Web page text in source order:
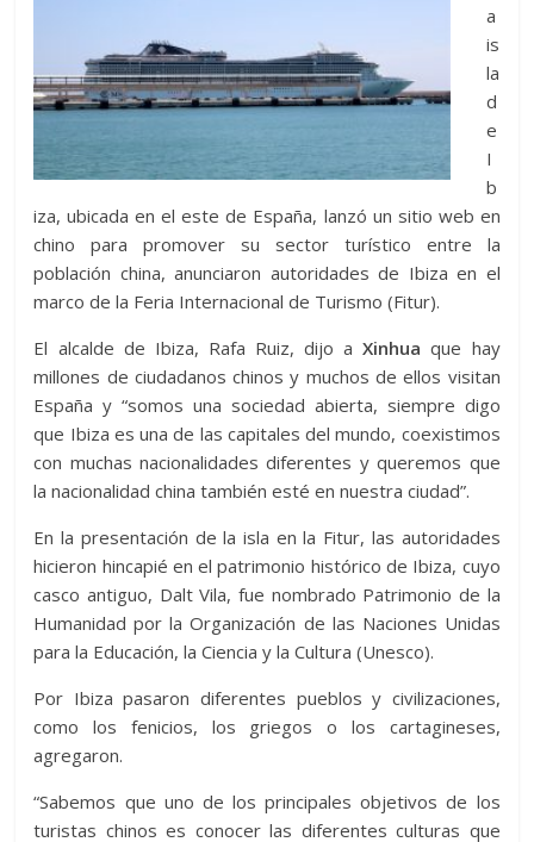
a
is
la
d
e
I
b
iza, ubicada en el este de España, lanzó un sitio web en
chino para promover su sector turístico entre la
población china, anunciaron autoridades de Ibiza en el
marco de la Feria Internacional de Turismo (Fitur).
El alcalde de Ibiza, Rafa Ruiz, dijo aXinhua que hay
millones de ciudadanos chinos y muchos de ellos visitan
España y “somos una sociedad abierta, siempre digo
que Ibiza es una de las capitales del mundo, coexistimos
con muchas nacionalidades diferentes y queremos que
la nacionalidad china también esté en nuestra ciudad”.
En la presentación de la isla en la Fitur, las autoridades
hicieron hincapié en el patrimonio histórico de Ibiza, cuyo
casco antiguo, Dalt Vila, fue nombrado Patrimonio de la
Humanidad por la Organización de las Naciones Unidas
para la Educación, la Ciencia y la Cultura (Unesco).
Por Ibiza pasaron diferentes pueblos y civilizaciones,
como los fenicios, los griegos o los cartagineses,
agregaron.
“Sabemos que uno de los principales objetivos de los
turistas chinos es conocer las diferentes culturas que